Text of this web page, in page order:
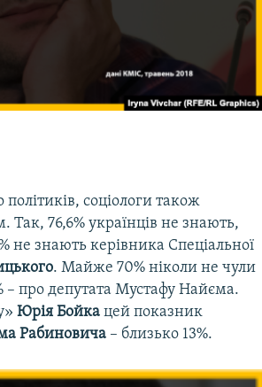
соціологи також
Так, 76,6% українців не знають,
не знають керівника Спеціальної
. Майже 70% ніколи не чули
– про депутата Мустафу Найєма.
Юрія Бойка цей показник
Рабиновича – близько 13%.